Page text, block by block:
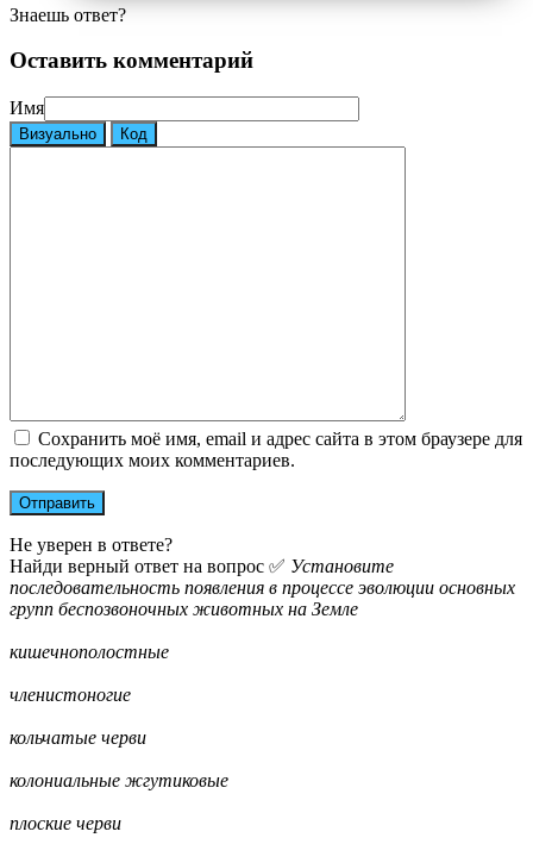
Знаешь ответ?
Оставить комментарий
Имя
Визуально Код
Сохранить моё имя, email и адрес сайта в этом браузере для
последующих моих комментариев.
Не уверен в ответе?
Найди верный ответ на вопрос ✅ Установите
последовательность появления в процессе эволюции основных
групп беспозвоночных животных на Земле
кишечнополостные
членистоногие
кольчатые черви
колониальные жгутиковые
плоские черви